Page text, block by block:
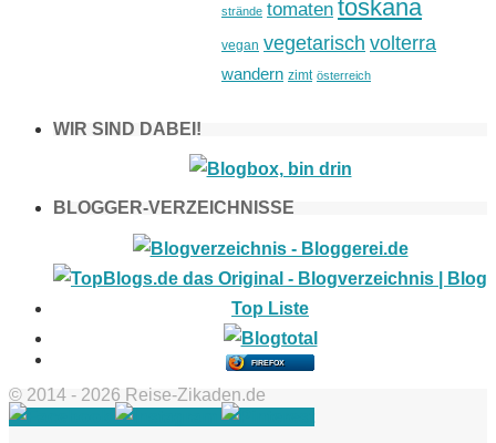
strände tomaten toskana
vegan vegetarisch volterra
wandern zimt österreich
WIR SIND DABEI!
BLOGGER-VERZEICHNISSE
FIREFOX
© 2014 - 2026 Reise-Zikaden.de